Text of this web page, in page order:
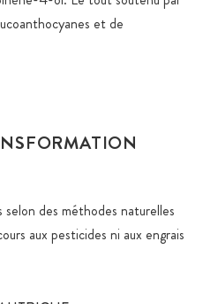
et de
des méthodes naturelles
aux pesticides ni aux engrais